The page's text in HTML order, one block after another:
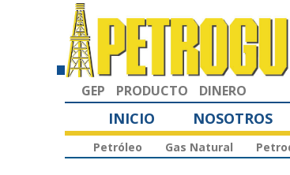
GEP PRODUCTO DINERO
INICIO NOSOTROS
Petróleo Gas Natural